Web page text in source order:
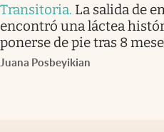
Transitoria. La salida de
encontró una láctea
ponerse de pie tras 8
Juana Posbeyikian